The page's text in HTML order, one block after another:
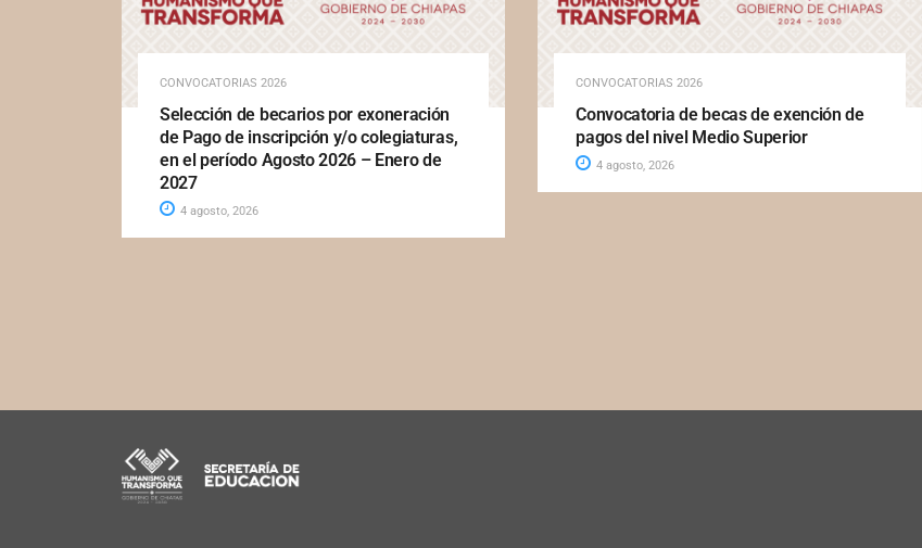
CONVOCATORIAS 2026
Selección de becarios por exoneración
de Pago de inscripción y/o colegiaturas,
en el período Agosto 2026 – Enero de
2027
4 agosto, 2026
CONVOCATORIAS 2026
Convocatoria de becas de exención de
pagos del nivel Medio Superior
4 agosto, 2026